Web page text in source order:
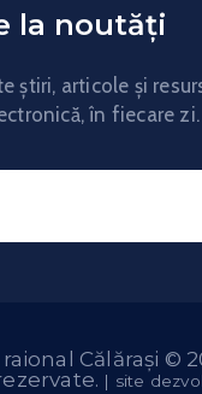
la noutăți
știri, articole și
în fiecare zi.
Călărași ©
| site